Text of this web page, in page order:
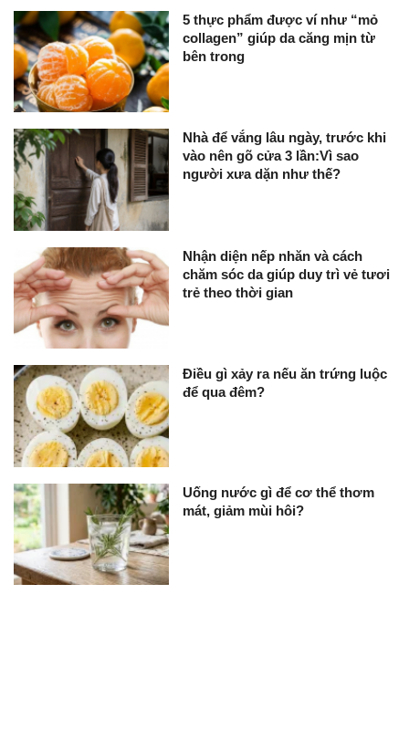
5 thực phẩm được ví như “mỏ
collagen” giúp da căng mịn từ
bên trong
Nhà để vắng lâu ngày, trước khi
vào nên gõ cửa 3 lần:Vì sao
người xưa dặn như thế?
Nhận diện nếp nhăn và cách
chăm sóc da giúp duy trì vẻ tươi
trẻ theo thời gian
Điều gì xảy ra nếu ăn trứng luộc
để qua đêm?
Uống nước gì để cơ thể thơm
mát, giảm mùi hôi?